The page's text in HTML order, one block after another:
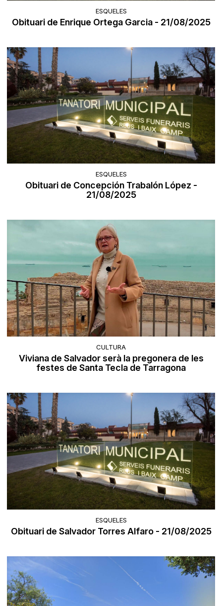
ESQUELES
Obituari de Enrique Ortega Garcia - 21/08/2025
ESQUELES
Obituari de Concepción Trabalón López -
21/08/2025
CULTURA
Viviana de Salvador serà la pregonera de les
festes de Santa Tecla de Tarragona
ESQUELES
Obituari de Salvador Torres Alfaro - 21/08/2025